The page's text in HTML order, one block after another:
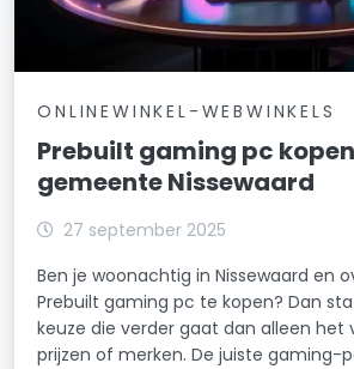
ONLINEWINKEL-WEBWINKELS
Prebuilt gaming pc
gemeente Nissewaard
27 september 2025
Ben je woonachtig in Nissewaard en
Prebuilt gaming pc te kopen? Dan
keuze die verder gaat dan alleen het
prijzen of merken. De juiste gaming-